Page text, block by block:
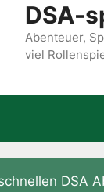
DSA-
Abenteuer,
viel